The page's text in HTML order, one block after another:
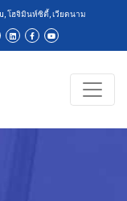
โฮจิมินห์ซิตี้, เวียดนาม